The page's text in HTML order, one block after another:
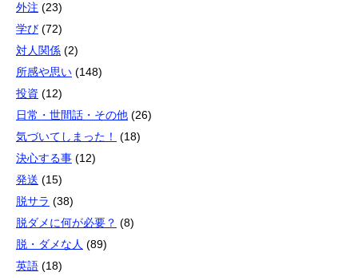
外注 (23)
学び (72)
対人関係 (2)
所感や思い (148)
投資 (12)
日常・世間話・その他 (26)
気づいてしまった！
(18)
決心する事 (12)
発送 (15)
脱サラ (38)
脱ダメに何が必要？ (8)
脱・ダメな人 (89)
英語 (18)